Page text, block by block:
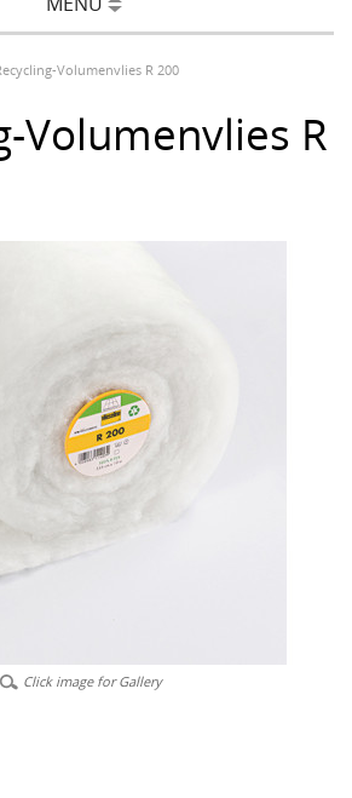
Volumenvlies R 200
Volumenvlies R
Click image for Gallery